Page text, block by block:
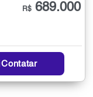
R$ 689.000
Contatar